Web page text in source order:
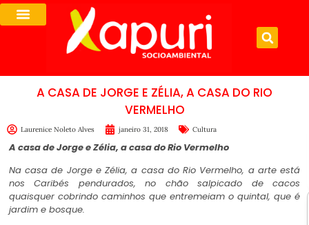
A CASA DE JORGE E ZÉLIA, A CASA DO RIO
VERMELHO
Laurenice Noleto Alves janeiro 31, 2018 Cultura
A casa de Jorge e Zélia, a casa do Rio Vermelho
Na casa de Jorge e Zélia, a casa do Rio Vermelho, a arte está
nos Caribés pendurados, no chão salpicado de cacos
quaisquer cobrindo caminhos que entremeiam o quintal, que é
jardim e bosque.